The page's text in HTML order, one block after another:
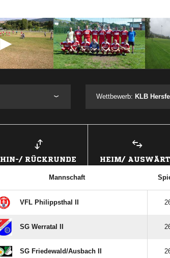
Wettbewerb: KLB
HIN-/ RÜCKRUNDE HEIM/
Mannschaft
VFL Philippsthal II
SG Werratal II
SG Friedewald/​Ausbach II